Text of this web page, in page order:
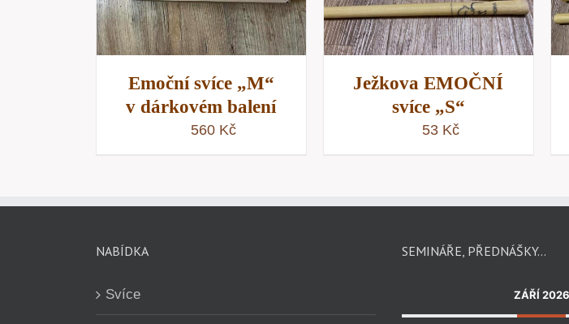
Emoční svíce „M“
v dárkovém balení
560 Kč
Ježkova EMOČNÍ
svíce „S“
53 Kč
NABÍDKA
Svíce
SEMINÁŘE, PŘEDNÁŠKY…
ZÁŘÍ 2026